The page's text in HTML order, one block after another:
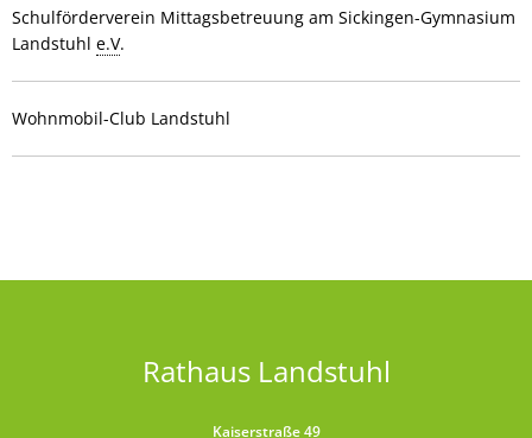
Schulförderverein Mittagsbetreuung am Sickingen-Gymnasium
Landstuhl e.V.
Wohnmobil-Club Landstuhl
Rathaus Landstuhl
Kaiserstraße 49